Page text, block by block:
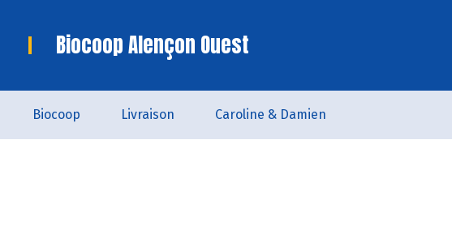
Biocoop Alençon Ouest
Biocoop Livraison Caroline & Damien